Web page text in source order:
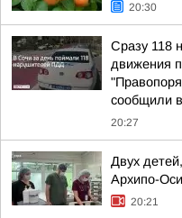
20:30
Сразу 118
движения
сообщили
20:27
Двух
Архипо-
20:21